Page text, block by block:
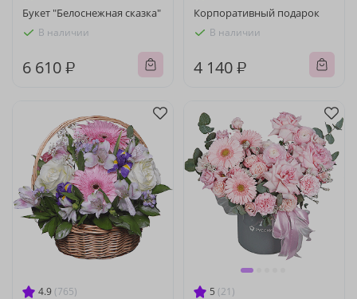
Букет "Белоснежная сказка"
В наличии
6 610 ₽
Корпоративный подарок
В наличии
4 140 ₽
4.9 (765) 5 (21)